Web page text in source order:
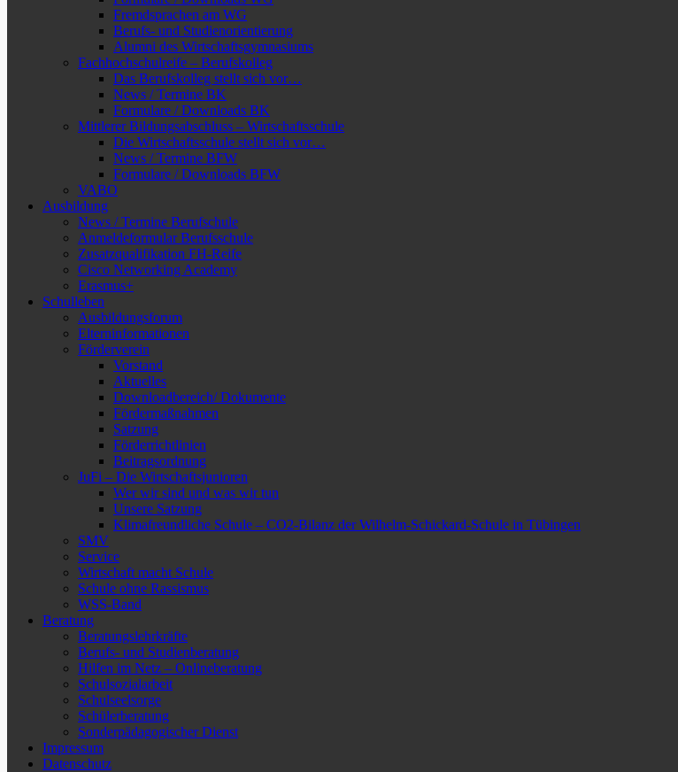
Fremdsprachen am WG
Berufs- und Studienorientierung
Alumni des Wirtschaftsgymnasiums
Fachhochschulreife – Berufskolleg
Das Berufskolleg stellt sich vor…
News / Termine BK
Formulare / Downloads BK
Mittlerer Bildungsabschluss – Wirtschaftsschule
Die Wirtschaftsschule stellt sich vor…
News / Termine BFW
Formulare / Downloads BFW
VABO
Ausbildung
News / Termine Berufschule
Anmeldeformular Berufsschule
Zusatzqualifikation FH-Reife
Cisco Networking Academy
Erasmus+
Schulleben
Ausbildungsforum
Elterninformationen
Förderverein
Vorstand
Aktuelles
Downloadbereich/ Dokumente
Fördermaßnahmen
Satzung
Förderrichtlinien
Beitragsordnung
JuFi – Die Wirtschaftsjunioren
Wer wir sind und was wir tun
Unsere Satzung
Klimafreundliche Schule – CO2-Bilanz der Wilhelm-Schickard-Schule in Tübingen
SMV
Service
Wirtschaft macht Schule
Schule ohne Rassismus
WSS-Band
Beratung
Beratungslehrkräfte
Berufs- und Studienberatung
Hilfen im Netz – Onlineberatung
Schulsozialarbeit
Schulseelsorge
Schülerberatung
Sonderpädagogischer Dienst
Impressum
Datenschutz